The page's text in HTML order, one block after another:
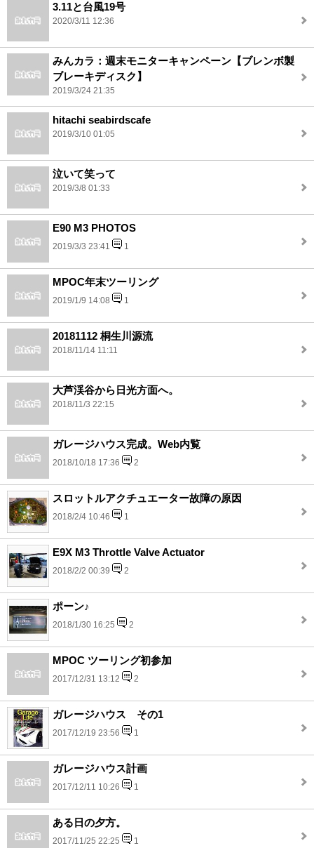
3.11と台風19号
2020/3/11 12:36
みんカラ：週末モニターキャンペーン【ブレンボ製
ブレーキディスク】
2019/3/24 21:35
hitachi seabirdscafe
2019/3/10 01:05
泣いて笑って
2019/3/8 01:33
E90 M3 PHOTOS
2019/3/3 23:41 1
MPOC年末ツーリング
2019/1/9 14:08 1
20181112 桐生川源流
2018/11/14 11:11
大芦渓谷から日光方面へ。
2018/11/3 22:15
ガレージハウス完成。Web内覧
2018/10/18 17:36 2
スロットルアクチュエーター故障の原因
2018/2/4 10:46 1
E9X M3 Throttle Valve Actuator
2018/2/2 00:39 2
ポーン♪
2018/1/30 16:25 2
MPOC ツーリング初参加
2017/12/31 13:12 2
ガレージハウス その1
2017/12/19 23:56 1
ガレージハウス計画
2017/12/11 10:26 1
ある日の夕方。
2017/11/25 22:25 1